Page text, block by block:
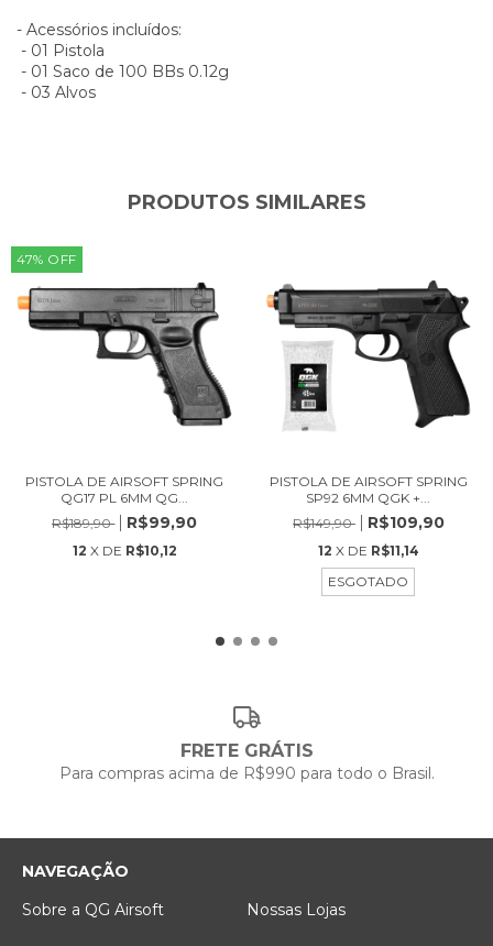
- Acessórios incluídos:
- 01 Pistola
- 01 Saco de 100 BBs 0.12g
- 03 Alvos
PRODUTOS SIMILARES
47% OFF
PISTOLA DE AIRSOFT SPRING
QG17 PL 6MM QG...
R$189,90
R$99,90
12 X DE R$10,12
PISTOLA DE AIRSOFT SPRING
SP92 6MM QGK +...
R$149,90
R$109,90
12 X DE R$11,14
ESGOTADO
FRETE GRÁTIS
Para compras acima de R$990 para todo o Brasil.
NAVEGAÇÃO
Sobre a QG Airsoft
Nossas Lojas